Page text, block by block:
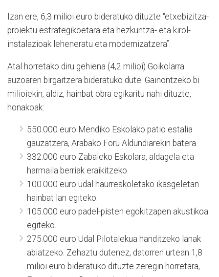
Izan ere, 6,3 milioi euro bideratuko dituzte “etxebizitza-
proiektu estrategikoetara eta hezkuntza- eta kirol-
instalazioak leheneratu eta modernizatzera”.
Atal horretako diru gehiena (4,2 milioi) Goikolarra
auzoaren birgaitzera bideratuko dute. Gainontzeko bi
milioiekin, aldiz, hainbat obra egikaritu nahi dituzte,
honakoak:
550.000 euro Mendiko Eskolako patio estalia
gauzatzera, Arabako Foru Aldundiarekin batera.
332.000 euro Zabaleko Eskolara, aldagela eta
harmaila berriak eraikitzeko.
100.000 euro udal haurreskoletako ikasgeletan
hainbat lan egiteko.
105.000 euro padel-pisten egokitzapen akustikoa
egiteko.
275.000 euro Udal Pilotalekua handitzeko lanak
abiatzeko. Zehaztu dutenez, datorren urtean 1,8
milioi euro bideratuko dituzte zeregin horretara,